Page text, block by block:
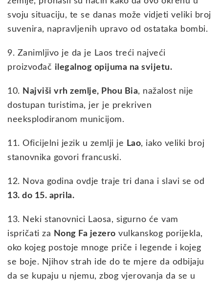
svoju situaciju, te se danas može vidjeti veliki broj
suvenira, napravljenih upravo od ostataka bombi.
9. Zanimljivo je da je Laos treći najveći
proizvođač ilegalnog opijuma na svijetu.
10. Najviši vrh zemlje, Phou Bia, nažalost nije
dostupan turistima, jer je prekriven
neeksplodiranom municijom.
11. Oficijelni jezik u zemlji je Lao, iako veliki broj
stanovnika govori francuski.
12. Nova godina ovdje traje tri dana i slavi se od
13. do 15. aprila.
13. Neki stanovnici Laosa, sigurno će vam
ispričati za Nong Fa jezero vulkanskog porijekla,
oko kojeg postoje mnoge priče i legende i kojeg
se boje. Njihov strah ide do te mjere da odbijaju
da se kupaju u njemu, zbog vjerovanja da se u